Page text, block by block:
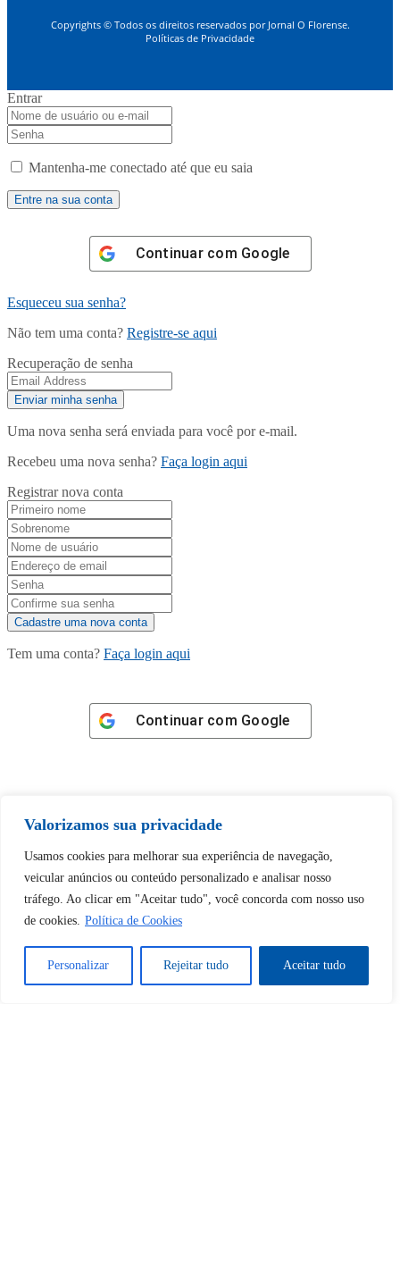
Valorizamos sua privacidade
Usamos cookies para melhorar sua experiência de navegação,
veicular anúncios ou conteúdo personalizado e analisar nosso
tráfego. Ao clicar em "Aceitar tudo", você concorda com nosso uso
de cookies. Política de Cookies
Personalizar Rejeitar tudo Aceitar tudo
Copyrights © Todos os direitos reservados por Jornal O Florense.
Políticas de Privacidade
Entrar
Mantenha-me conectado até que eu saia
Continuar com Google
Esqueceu sua senha?
Não tem uma conta? Registre-se aqui
Recuperação de senha
Uma nova senha será enviada para você por e-mail.
Recebeu uma nova senha? Faça login aqui
Registrar nova conta
Tem uma conta? Faça login aqui
Continuar com Google
desbloquear esta publicação?
Desbloquear esquerda : 0
Sim Não